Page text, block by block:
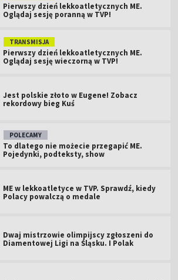
Pierwszy dzień lekkoatletycznych ME.
Oglądaj sesję poranną w TVP!
TRANSMISJA
Pierwszy dzień lekkoatletycznych ME.
Oglądaj sesję wieczorną w TVP!
Jest polskie złoto w Eugene! Zobacz
rekordowy bieg Kuś
POLECAMY
To dlatego nie możecie przegapić ME.
Pojedynki, podteksty, show
ME w lekkoatletyce w TVP. Sprawdź, kiedy
Polacy powalczą o medale
Dwaj mistrzowie olimpijscy zgłoszeni do
Diamentowej Ligi na Śląsku. I Polak